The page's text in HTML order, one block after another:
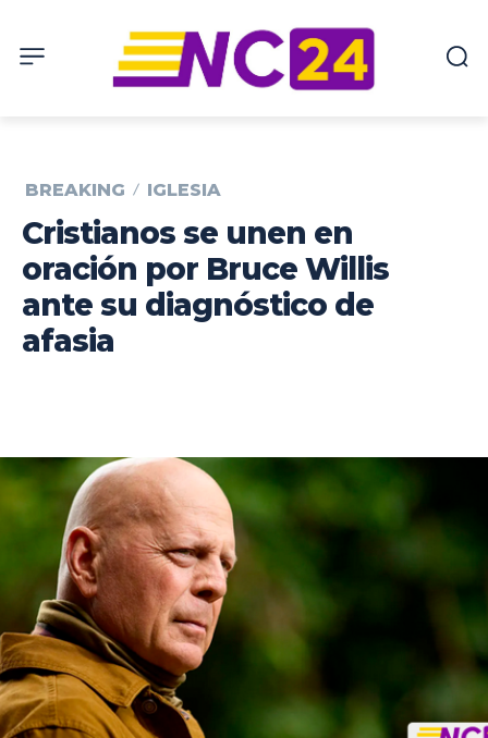
BREAKING IGLESIA
Cristianos se unen en
oración por Bruce Willis
ante su diagnóstico de
afasia